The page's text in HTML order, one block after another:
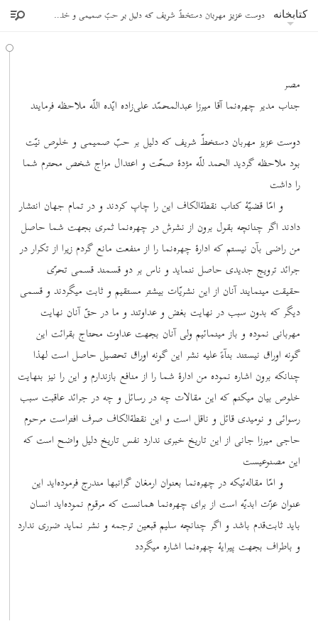
کتابخانه دوست عزیز مهربان دستخطّ شریف که دلیل بر حبّ صمیمی و خلوص نیّت بود ملاحظه گردید
مصر
جناب مدیر چهره‌نما آقا میرزا عبدالمحمّد علی‌زاده ایّده اللّه ملاحظه فرمایند
دوست عزیز مهربان دستخطّ شریف که دلیل بر حبّ صمیمی و خلوص نیّت
بود ملاحظه گردید الحمد للّه مژدۀ صحّت و اعتدال مزاج شخص محترم شما
را داشت
و امّا قضیّۀ کتاب نقطة‌الکاف این را چاپ کردند و در تمام جهان انتشار
دادند اگر چنانچه بقول برون از نشرش در چهره‌نما ثمری بجهت شما حاصل
من راضی بآن نیستم که ادارۀ چهره‌نما را از منفعت مانع گردم زیرا از تکرار در
جرائد ترویج جدیدی حاصل ننماید و ناس بر دو قسمند قسمی تحرّی
حقیقت مینمایند آنان از این نشریّات بیشتر مستقیم و ثابت میگردند و قسمی
دیگر که بدون سبب در نهایت بغض و عداوتند و ما در حقّ آنان نهایت
مهربانی نموده و باز مینمائیم ولی آنان بجهت عداوت محتاج بقرائت این
گونه اوراق نیستند بنآءً علیه نشر این گونه اوراق تحصیل حاصل است لهذا
چنانکه برون اشاره نموده من ادارۀ شما را از منافع بازندارم و این را نیز بنهایت
خلوص بیان میکنم که این مقالات چه در رسائل و چه در جرائد عاقبت سبب
رسوائی و نومیدی قائل و ناقل است و این نقطة‌الکاف صرف افتراست مرحوم
حاجی میرزا جانی از این تاریخ خبری ندارد نفس تاریخ دلیل واضح است که
این مصنوعیست
و امّا مقاله‌ئیکه در چهره‌نما بعنوان ارمغان گرانبها مندرج فرموده‌اید این
عنوان عزّت ابدیّه است از برای چهره‌نما همانست که مرقوم نموده‌اید انسان
باید ثابت‌قدم باشد و اگر چنانچه سلیم قبعین ترجمه و نشر نماید ضرری ندارد
و باطراف بجهت پیرایۀ چهره‌نما اشاره میگردد